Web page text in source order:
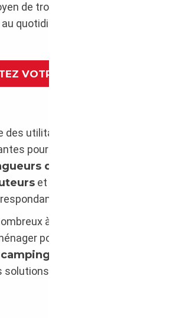
de trouver la perle rare dont
quotidien.
VOTRE UTILITAIRE
des utilitaires propose de
pour chaque modèle avec
de carrosseries
et des
à certaines activités.
à se tourner vers l’achat
pour en faire un
car
de l’import.